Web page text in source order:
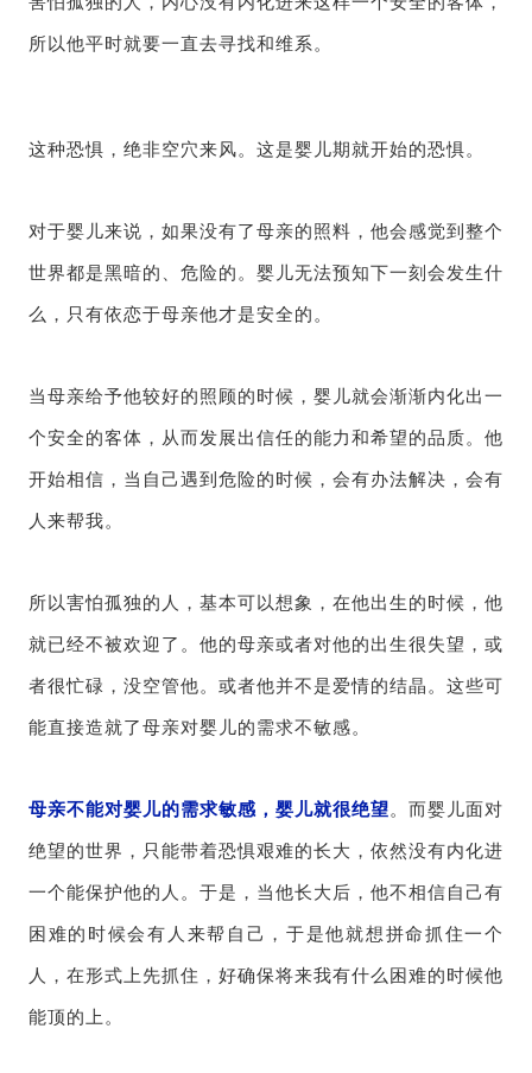
所以他平时就要一直去寻找和维系。
这种恐惧，绝非空穴来风。这是婴儿期就开始的恐惧。
对于婴儿来说，如果没有了母亲的照料，他会感觉到整个
世界都是黑暗的、危险的。婴儿无法预知下一刻会发生什
么，只有依恋于母亲他才是安全的。
当母亲给予他较好的照顾的时候，婴儿就会渐渐内化出一
个安全的客体，从而发展出信任的能力和希望的品质。他
开始相信，当自己遇到危险的时候，会有办法解决，会有
人来帮我。
所以害怕孤独的人，基本可以想象，在他出生的时候，他
就已经不被欢迎了。他的母亲或者对他的出生很失望，或
者很忙碌，没空管他。或者他并不是爱情的结晶。这些可
能直接造就了母亲对婴儿的需求不敏感。
母亲不能对婴儿的需求敏感，婴儿就很绝望。而婴儿面对
绝望的世界，只能带着恐惧艰难的长大，依然没有内化进
一个能保护他的人。于是，当他长大后，他不相信自己有
困难的时候会有人来帮自己，于是他就想拼命抓住一个
人，在形式上先抓住，好确保将来我有什么困难的时候他
能顶的上。